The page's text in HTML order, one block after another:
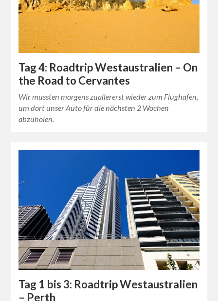
Tag 4: Roadtrip Westaustralien – On
the Road to Cervantes
Wir mussten morgens zuallererst wieder zum Flughafen,
um dort unser Auto für die nächsten 2 Wochen
abzuholen.
Tag 1 bis 3: Roadtrip Westaustralien
– Perth